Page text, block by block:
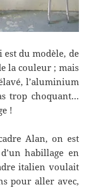
du modèle, de
la couleur ; mais
l’aluminium
trop choquant…
!
Alan, on est
habillage en
italien voulait
pour aller avec,